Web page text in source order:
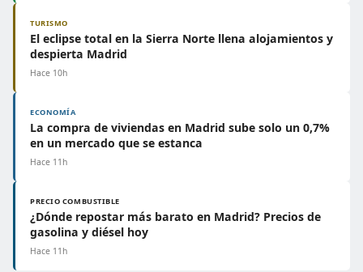
TURISMO
El eclipse total en la Sierra Norte llena alojamientos y
despierta Madrid
Hace 10h
ECONOMÍA
La compra de viviendas en Madrid sube solo un 0,7%
en un mercado que se estanca
Hace 11h
PRECIO COMBUSTIBLE
¿Dónde repostar más barato en Madrid? Precios de
gasolina y diésel hoy
Hace 11h